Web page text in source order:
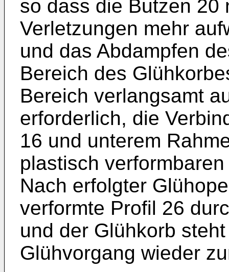
so dass die Butzen 20
Verletzungen mehr
und das Abdampfen
Bereich des
Bereich verlangsamt
erforderlich, die
16 und unterem
plastisch
Nach erfolgter
verformte Profil 26
und der Glühkorb
Glühvorgang wieder